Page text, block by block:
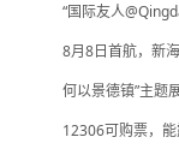
“国际友人
8月8日首航，新
何以景德镇”主题
12306可购票，能